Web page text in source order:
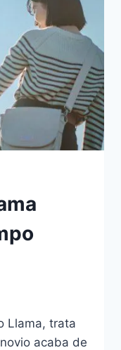
Llama, trata
acaba de